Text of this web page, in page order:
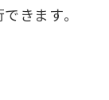
きます。